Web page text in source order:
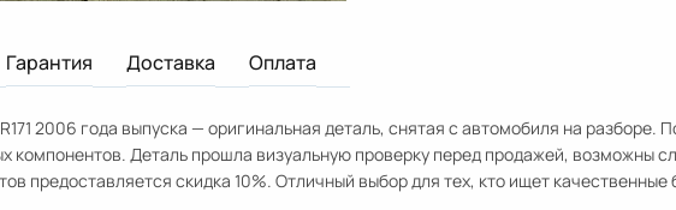
Гарантия Доставка Оплата
2006 года выпуска — оригинальная деталь, снятая с автомобиля на разборе.
компонентов. Деталь прошла визуальную проверку перед продажей, возможны
предоставляется скидка 10%. Отличный выбор для тех, кто ищет качественные